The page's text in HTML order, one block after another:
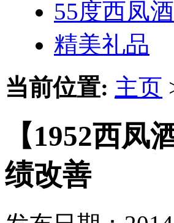
55度西凤酒
精美礼品
当前位置: 主页
【1952西凤
绩改善